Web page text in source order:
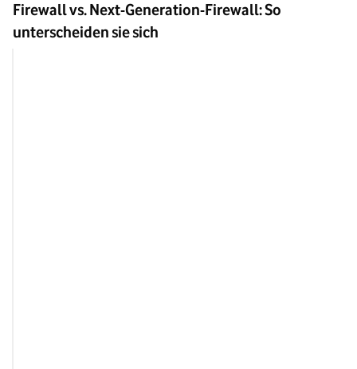
Firewall vs. Next-Generation-Firewall: So
unterscheiden sie sich